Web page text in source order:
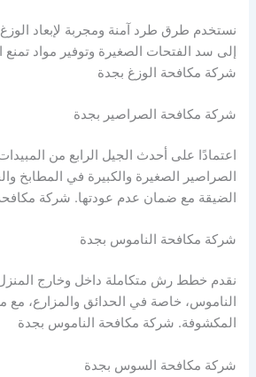
نستخدم طرق طرد آمنة ومجربة لإبعاد الوزغ
إلى سد الفتحات الصغيرة وتوفير مواد تمنع
شركة مكافحة الوزغ بجدة
شركة مكافحة الصراصير بجدة
اعتمادًا على أحدث الجيل الرابع من
الصراصير الصغيرة والكبيرة في المطابخ
الضيقة مع ضمان عدم عودتها. شركة
شركة مكافحة الناموس بجدة
نقدم خطط رش متكاملة داخل وخارج
الناموس، خاصة في الحدائق والمزارع، مع
المكشوفة. شركة مكافحة الناموس بجدة
شركة مكافحة السوس بجدة